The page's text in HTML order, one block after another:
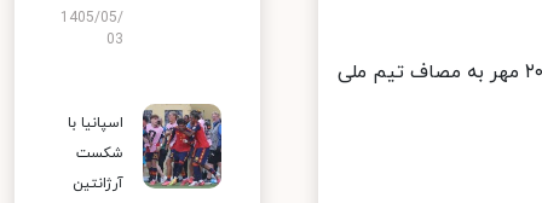
شاگردان اسکوچیچ در مسابقات انتخابی جام جهانی به ترتیب در تاریخ ۱۵ و ۲۰ مهر به مصاف تیم ملی
1405/05/
03
اسپانیا با
شکست
آرژانتین